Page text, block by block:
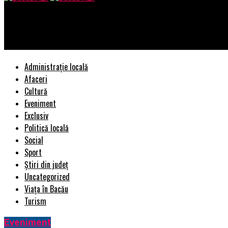
Administrație locală
Afaceri
Cultură
Eveniment
Exclusiv
Politică locală
Social
Sport
Știri din județ
Uncategorized
Viața în Bacău
Turism
Eveniment